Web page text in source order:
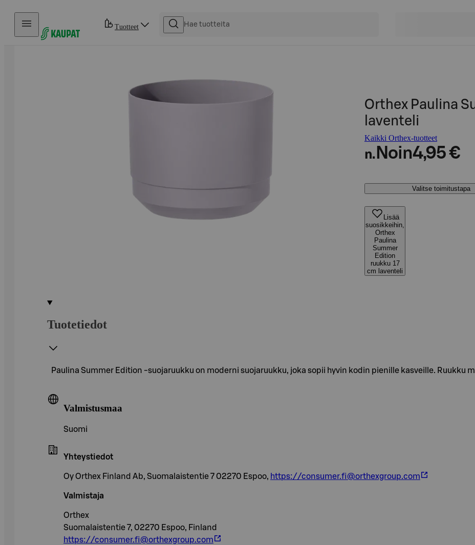
Hyppää sisältöön
Tuotteet
Orthex Paulina
laventeli
Kaikki Orthex-tuotteet
n. Noin4,95 €
Valitse toimitustapa
Lisää
suosikkeihin,
Orthex
Paulina
Summer
Edition
ruukku 17
cm laventeli
Tuotetiedot
Paulina Summer Edition -suojaruukku on moderni suojaruukku, joka sopii hyvin kodin pienille kasveille. Ruukku
Valmistusmaa
Suomi
Yhteystiedot
Oy Orthex Finland Ab, Suomalaistentie 7 02270 Espoo, https://consumer.fi@orthexgroup.com
Valmistaja
Orthex
Suomalaistentie 7, 02270 Espoo, Finland
https://consumer.fi@orthexgroup.com